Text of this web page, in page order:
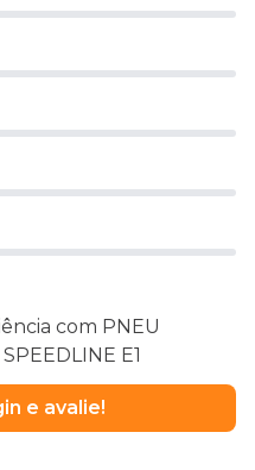
com PNEU
E1
e avalie!